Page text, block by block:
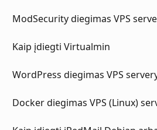
ModSecurity diegimas VPS
Kaip įdiegti Virtualmin
WordPress diegimas VPS
Docker diegimas VPS (Linux)